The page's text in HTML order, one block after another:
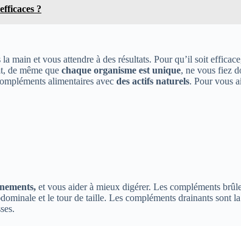
?
main et vous attendre à des résultats. Pour qu’il soit
de même que chaque organisme est unique, ne vous fiez
alimentaires avec des actifs naturels. Pour vous
et vous aider à mieux digérer. Les compléments
et le tour de taille. Les compléments drainants sont